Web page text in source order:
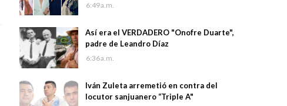
6:49 a.m.
Así era el VERDADERO "Onofre Duarte",
padre de Leandro Díaz
6:36 a.m.
Iván Zuleta arremetió en contra del
locutor sanjuanero “Triple A"